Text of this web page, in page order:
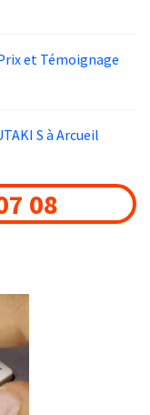
et Témoignage
S à Arcueil
08